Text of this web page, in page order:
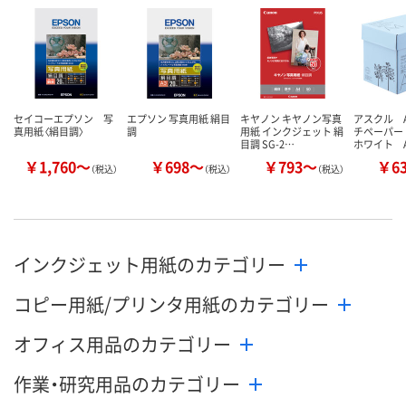
カゴへ カゴへ カ
セイコーエプソン 写
真用紙〈絹目調〉
￥1,760～（税込）
エプソン 写真用紙 絹目
調
￥698～（税込）
キヤノン キヤノン写真
用紙 インクジェット 絹
目調 SG-2…
￥793～（税込）
アスクル
チペーパ
ホワイ
￥
インクジェット用紙のカテゴリー
コピー用紙/プリンタ用紙のカテゴリー
オフィス用品のカテゴリー
作業・研究用品のカテゴリー